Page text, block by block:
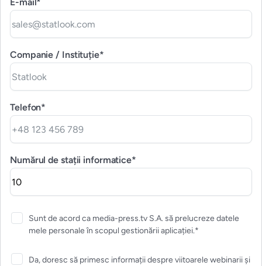
Companie / Instituție*
Telefon*
Numărul de stații informatice*
Sunt de acord ca media-press.tv S.A. să prelucreze datele
mele personale în scopul gestionării aplicației.*
Da, doresc să primesc informații despre viitoarele webinarii și